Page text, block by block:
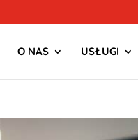
O NAS USŁUGI